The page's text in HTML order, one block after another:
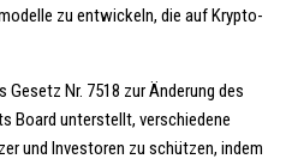
zu entwickeln, die auf Krypto-
Nr. 7518 zur Änderung des
Board unterstellt, verschiedene
und Investoren zu schützen, indem